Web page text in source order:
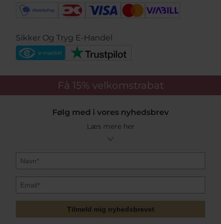
Sikker Og Tryg E-Handel
Få 15% velkomstrabat
Følg med i vores nyhedsbrev
Læs mere her
Tilmeld mig nyhedsbrevet